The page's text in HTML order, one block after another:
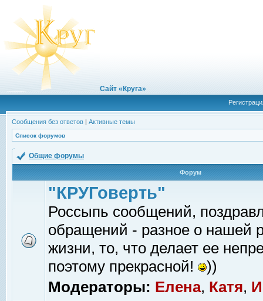
Сайт «Круга»
Сообщения без ответов | Активные темы
Список форумов
Общие форумы
Форум
"КРУГоверть"
Россыпь сообщений,
обращений - разное о нашей
жизни, то, что делает ее
поэтому прекрасной!
))
Модераторы: Елена, Катя,